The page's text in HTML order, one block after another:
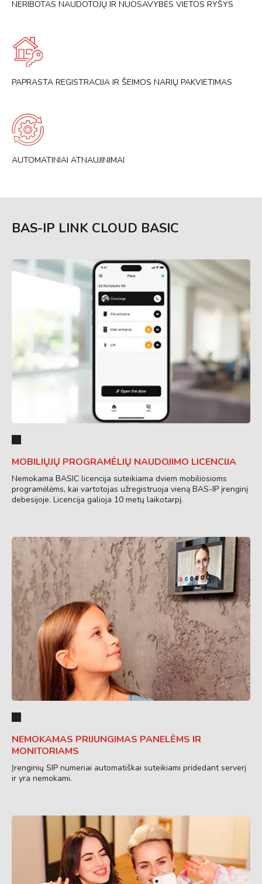
NERIBOTAS NAUDOTOJŲ IR NUOSAVYBĖS VIETOS RYŠYS
PAPRASTA REGISTRACIJA IR ŠEIMOS NARIŲ PAKVIETIMAS
AUTOMATINIAI ATNAUJINIMAI
BAS-IP LINK CLOUD BASIC
MOBILIŲJŲ PROGRAMĖLIŲ NAUDOJIMO LICENCIJA
Nemokama BASIC licencija suteikiama dviem mobiliosioms
programėlėms, kai vartotojas užregistruoja vieną BAS-IP įrenginį
debesijoje. Licencija galioja 10 metų laikotarpį.
NEMOKAMAS PRIJUNGIMAS PANELĖMS IR
MONITORIAMS
Įrenginių SIP numeriai automatiškai suteikiami pridedant serverį
ir yra nemokami.